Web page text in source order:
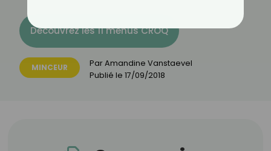
Découvrez les 11 menus CROQ
MINCEUR ParAmandine Vanstaevel
Publié le 17/09/2018